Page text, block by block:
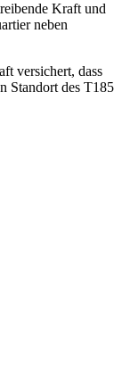
Kraft und
neben
versichert, dass
Standort des T185